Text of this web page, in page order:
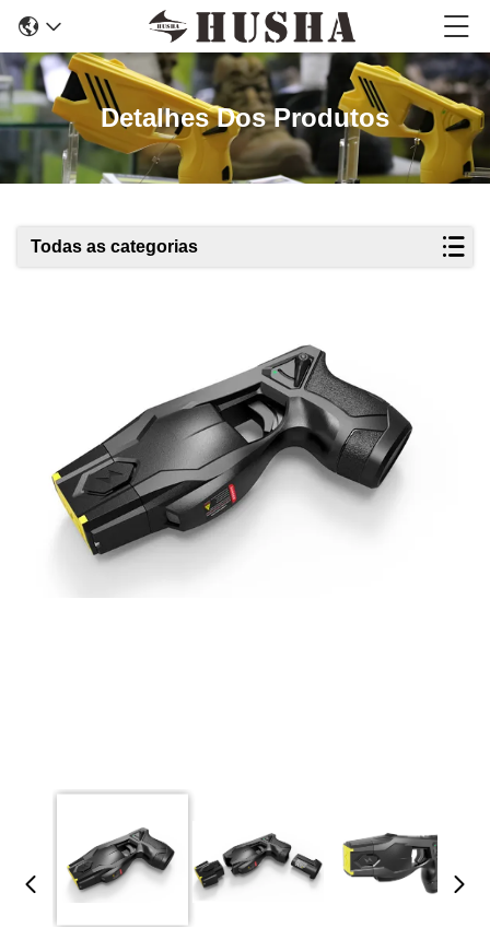
Detalhes Dos Produtos
Todas as categorias